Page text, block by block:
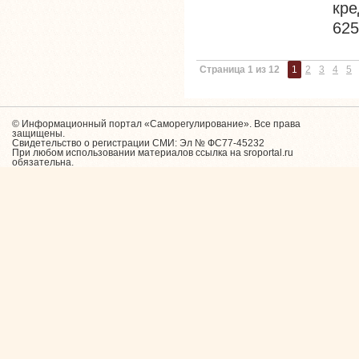
Страница 1 из 12 1 2 3 4 5
© Информационный портал «Саморегулирование». Все права
защищены.
Свидетельство о регистрации СМИ: Эл № ФС77-45232
При любом использовании материалов ссылка на sroportal.ru
обязательна.